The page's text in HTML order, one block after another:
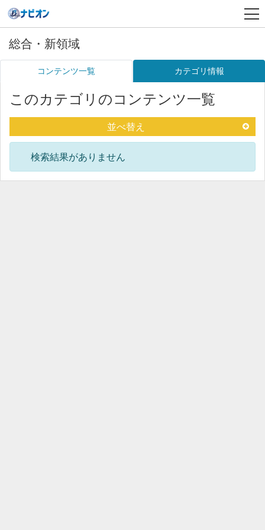
総合・新領域
コンテンツ一覧 カテゴリ情報
このカテゴリのコンテンツ一覧
並べ替え
検索結果がありません